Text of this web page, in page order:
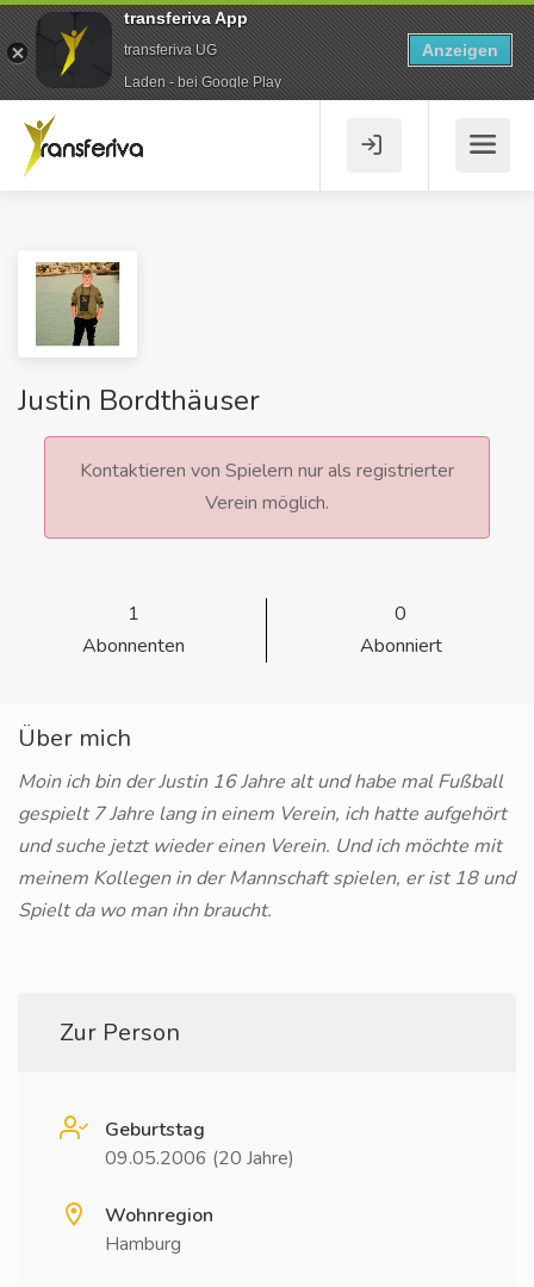
Justin Bordthäuser
Kontaktieren von Spielern nur als registrierter
Verein möglich.
1
Abonnenten
0
Abonniert
Über mich
Moin ich bin der Justin 16 Jahre alt und habe mal Fußball
gespielt 7 Jahre lang in einem Verein, ich hatte aufgehört
und suche jetzt wieder einen Verein. Und ich möchte mit
meinem Kollegen in der Mannschaft spielen, er ist 18 und
Spielt da wo man ihn braucht.
Zur Person
Geburtstag
09.05.2006 (20 Jahre)
Wohnregion
Hamburg
transferiva App
transferiva UG
Laden - bei Google Play
Anzeigen